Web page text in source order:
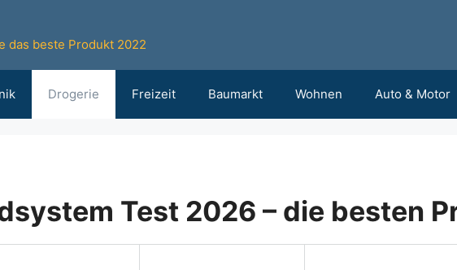
das beste Produkt 2022
Drogerie Freizeit Baumarkt Wohnen Auto & Motor
Test 2026 – die besten